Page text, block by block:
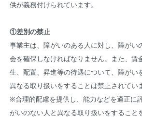
供が義務付けられています。
①差別の禁止
事業主は、障がいのある人に対し、障がい
会を確保しなければなりません。また、賃
生、配置、昇進等の待遇について、障がい
異なる取り扱いをすることは禁止されてい
※合理的配慮を提供し、能力などを適正に
がいのない人と異なる取り扱いをすること